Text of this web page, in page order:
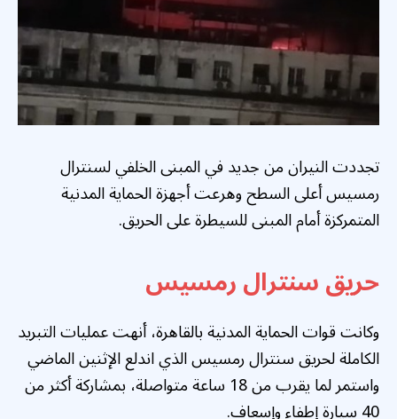
تجددت النيران من جديد في المبنى الخلفي لسنترال
رمسيس أعلى السطح وهرعت أجهزة الحماية المدنية
المتمركزة أمام المبنى للسيطرة على الحريق.
حريق سنترال رمسيس
وكانت قوات الحماية المدنية بالقاهرة، أنهت عمليات التبريد
الكاملة لحريق سنترال رمسيس الذي اندلع الإثنين الماضي
واستمر لما يقرب من 18 ساعة متواصلة، بمشاركة أكثر من
40 سيارة إطفاء وإسعاف.